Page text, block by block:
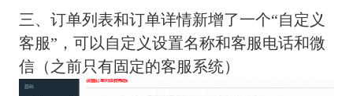
三、订单列表和订单详情新增了一个“自定义
客服”，可以自定义设置名称和客服电话和微
信（之前只有固定的客服系统）